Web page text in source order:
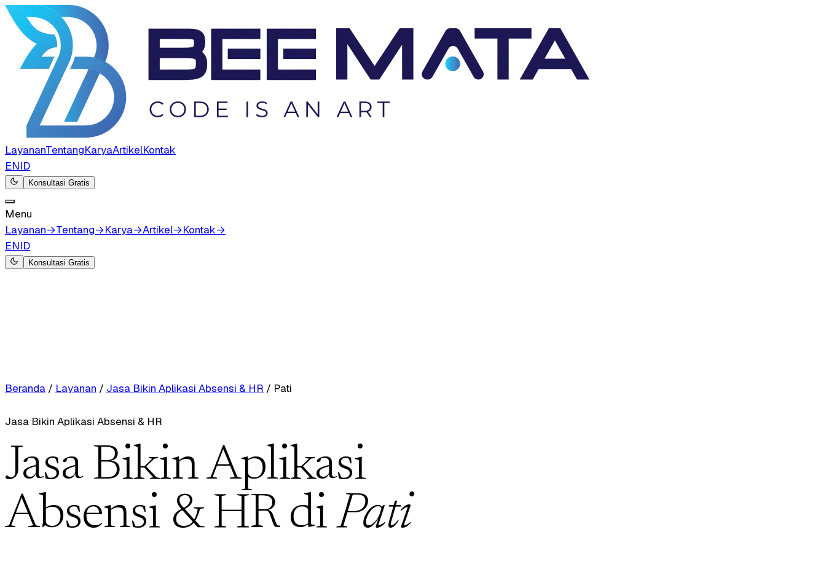
LayananTentangKaryaArtikelKontak
ENID
Konsultasi Gratis
Menu
Layanan→Tentang→Karya→Artikel→Kontak→
ENID
Konsultasi Gratis
Beranda / Layanan / Jasa Bikin Aplikasi Absensi & HR / Pati
Jasa Bikin Aplikasi Absensi & HR
Jasa Bikin Aplikasi
Absensi & HR diPati